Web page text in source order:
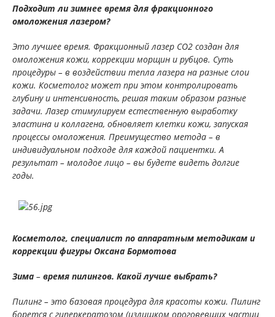
Подходит ли зимнее время для фракционного
омоложения лазером?
Это лучшее время. Фракционный лазер CO2 создан для
омоложения кожи, коррекции морщин и рубцов. Суть
процедуры – в воздействии тепла лазера на разные слои
кожи. Косметолог может при этом контролировать
глубину и интенсивность, решая таким образом разные
задачи. Лазер стимулируем естественную выработку
эластина и коллагена, обновляет клетки кожи, запуская
процессы омоложения. Преимущество метода – в
индивидуальном подходе для каждой пациентки. А
результат – молодое лицо – вы будете видеть долгие
годы.
Косметолог, специалист по аппаратным методикам и
коррекции фигуры Оксана Бормотова
Зима – время пилингов. Какой лучше выбрать?
Пилинг – это базовая процедура для красоты кожи. Пилинг
борется с гиперкератозом (излишком ороговевших частиц